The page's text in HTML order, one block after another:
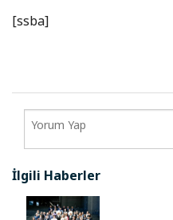
[ssba]
İlgili Haberler